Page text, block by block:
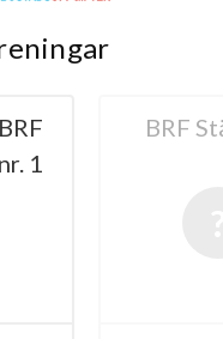
1
BRF